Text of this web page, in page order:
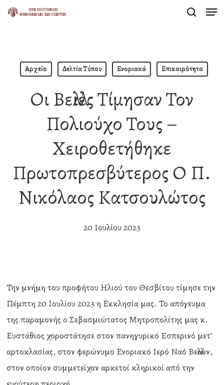
Skip
Αρχείο Δελτία Τύπου Ενοριακά Επικαιρότητα
Οι Βελλιές Τίμησαν Τον
Πολιούχο Τους –
Χειροθετήθηκε
Πρωτοπρεσβύτερος Ο Π.
Νικόλαος Κατσουλώτος
20 Ιουλίου 2023
Την μνήμη του προφήτου Ηλιού του Θεσβίτου τίμησε την
Πέμπτη 20 Ιουλίου 2023 η Εκκλησία μας. Το απόγευμα
της παραμονής ο Σεβασμιώτατος Μητροπολίτης μας κ.
Ευστάθιος χοροστάτησε στον πανηγυρικό Εσπερινό μετ’
αρτοκλασίας, στον φερώνυμο Ενοριακό Ιερό Ναό Βελλιών,
στον οποίον συμμετείχαν αρκετοί κληρικοί από την